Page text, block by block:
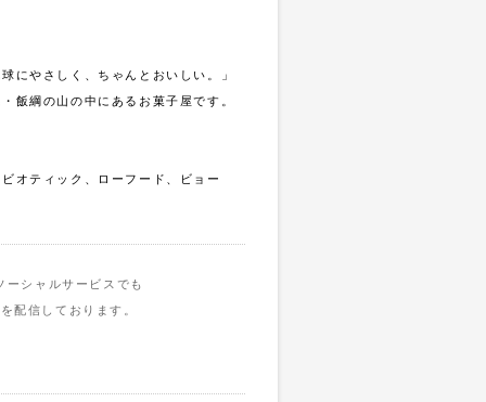
にやさしく、ちゃんとおいしい。」
飯綱の山の中にあるお菓子屋です。
オティック、ローフード、ビョー
ーシャルサービスでも
配信しております。